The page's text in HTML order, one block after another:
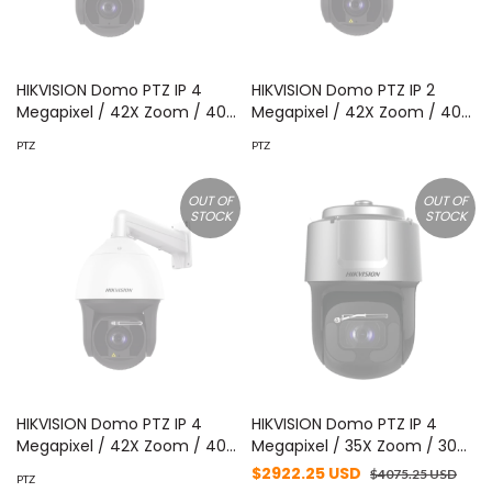
HIKVISION Domo PTZ IP 4
Megapixel / 42X Zoom / 400
WDR 140 dB / Hi-PoE / EIS /
Detección de Rostros / IP67
2DF8442IXS-AEL(T5)
PTZ
HIKVISION Domo PTZ IP 2
Megapixel / 42X Zoom / 400
/ WDR 140 dB / Hi-PoE / EIS /
Detección de Rostros /
Exterior IP67 / Rapid Focus /
Wiper / MicroSD MOD: DS-
2DF8242IX-AELW(T5)
PTZ
OUT OF
STOCK
HIKVISION Domo PTZ IP 4
Megapixel / 42X Zoom / 400
PTZ
OUT OF
STOCK
HIKVISION Domo PTZ IP 4
Megapixel / 35X Zoom / 300
mts IR / AutoSeguimiento 2.0
$2922.25 USD $4075.25 USD